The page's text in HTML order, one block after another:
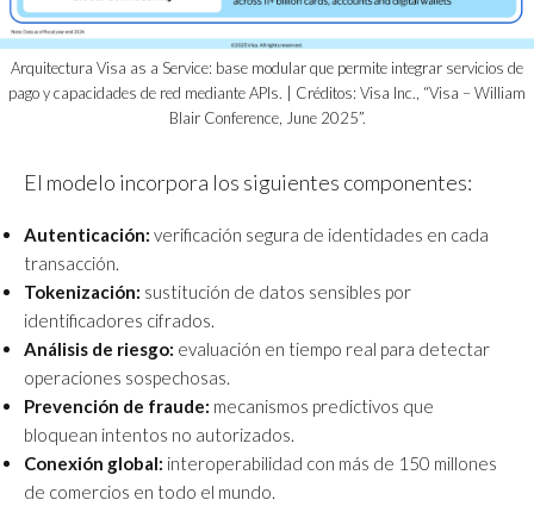
Arquitectura Visa as a Service: base modular que permite integrar servicios de
pago y capacidades de red mediante APIs. | Créditos: Visa Inc., “Visa – William
Blair Conference, June 2025”.
El modelo incorpora los siguientes componentes:
Autenticación: verificación segura de identidades en cada
transacción.
Tokenización: sustitución de datos sensibles por
identificadores cifrados.
Análisis de riesgo: evaluación en tiempo real para detectar
operaciones sospechosas.
Prevención de fraude: mecanismos predictivos que
bloquean intentos no autorizados.
Conexión global: interoperabilidad con más de 150 millones
de comercios en todo el mundo.